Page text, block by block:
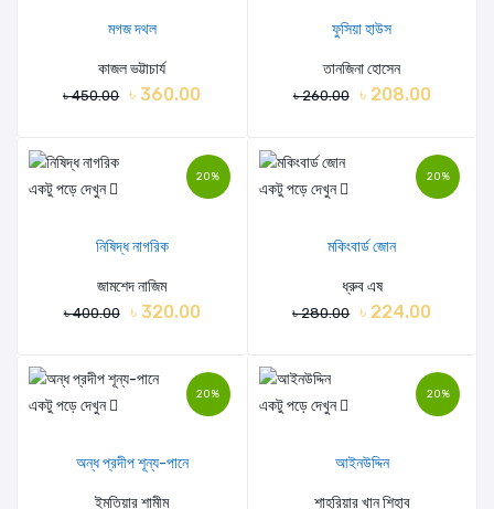
মগজ দথল
কাজল ভট্টাচার্য
৳ 450.00 ৳ 360.00
ফুসিয়া হাউস
তানজিনা হোসেন
৳ 260.00 ৳ 208.00
20%
একটু পড়ে দেখুন
নিষিদ্ধ নাগরিক
জামশেদ নাজিম
৳ 400.00 ৳ 320.00
20%
একটু পড়ে দেখুন
মকিংবার্ড জোন
ধ্রুব এষ
৳ 280.00 ৳ 224.00
20%
একটু পড়ে দেখুন
অন্ধ প্রদীপ শূন্য-পানে
ইমতিয়ার শামীম
20%
একটু পড়ে দেখুন
আইনউদ্দিন
শাহরিয়ার খান শিহাব